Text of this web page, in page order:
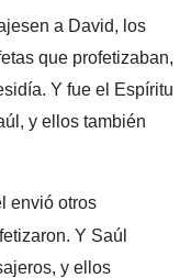
a David, los
que profetizaban,
Y fue el Espíritu
y ellos también
envió otros
Y Saúl
y ellos